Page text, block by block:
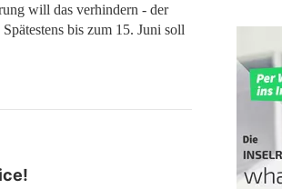
will das verhindern - der
bis zum 15. Juni soll